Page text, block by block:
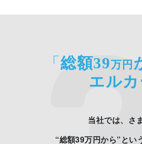
「総額39万円
エルカ
当社では、さ
“総額39万円から”とい